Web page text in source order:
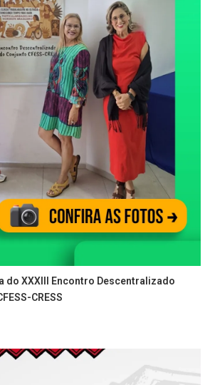
do XXXIII Encontro Descentralizado
CRESS